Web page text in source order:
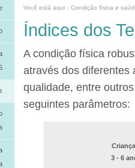
Você está aqui：Condição física e
Índices dos
A condição física
através dos diferentes
qualidade, entre
seguintes parâmetros:
3 - 6